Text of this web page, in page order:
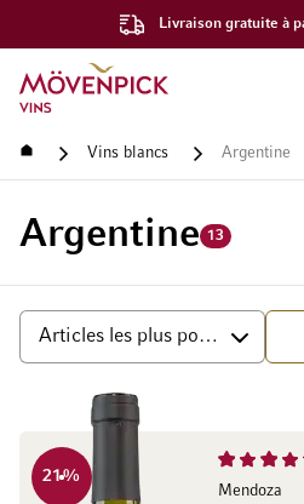
Livraison gratuite à
Aller à la page d'accueil
Accueil Vins blancs Argentine
Argentine 13
Trier parhaut
Mendoza
21%